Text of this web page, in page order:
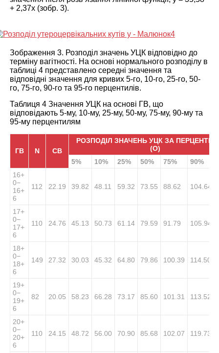
+ 2,37x (зобр. 3).
Зображення 3. Розподіл значень УЦК відповідно до
терміну вагітності. На основі нормального розподілу в
таблиці 4 представлено середні значення та
відповідні значення для кривих 5-го, 10-го, 25-го, 50-
го, 75-го, 90-го та 95-го перцентилів.
Таблиця 4 Значення УЦК на основі ГВ, що
відповідають 5-му, 10-му, 25-му, 50-му, 75-му, 90-му та
95-му перцентилям
ГВ N СВ
РОЗПОДІЛ ЗНАЧЕНЬ УЦК ЗА
(O)
5%
10% 25% 50% 75% 90%
16+
0−
16+
6
112 22.19 39.82 48.11 59.32 73.55 88.62 104.64
17+
0−
17+
6
110 24.76 45.13 50.73 61.14 79.59 91.79 105.94
18+
0−
18+
6
149 27.32 30.03 45.32 64.80 79.86 100.39 114.50
19+
0−
19+
6
82 20.05 58.23 66.28 73.17 85.60 101.31 113.52
20+
0−
20+
6
110 24.15 48.72 56.00 70.90 85.68 102.07 119.73